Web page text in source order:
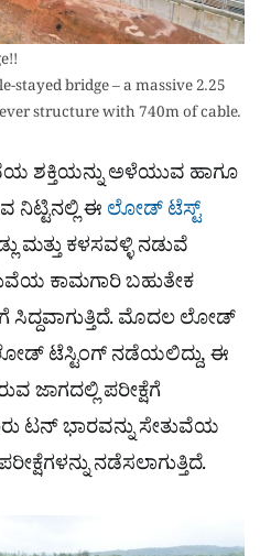
stayed bridge – a massive 2.25
structure with 740m of cable.
ಶಕ್ತಿಯನ್ನು ಅಳೆಯುವ ಹಾಗೂ
ನಿಟ್ಟಿನಲ್ಲಿ ಈ ಲೋಡ್ ಟೆಸ್ಟ್
ಮತ್ತು ಕಳಸವಳ್ಳಿ ನಡುವೆ
ಕಾಮಗಾರಿ ಬಹುತೇಕ
ಸಿದ್ದವಾಗುತ್ತಿದೆ. ಮೊದಲ ಲೋಡ್
ಟೆಸ್ಟಿಂಗ್​ ನಡೆಯಲಿದ್ದು, ಈ
ಜಾಗದಲ್ಲಿ ​ಪರೀಕ್ಷೆಗೆ
ಭಾರವನ್ನು ಸೇತುವೆಯ
ನಡೆಸಲಾಗುತ್ತಿದೆ.